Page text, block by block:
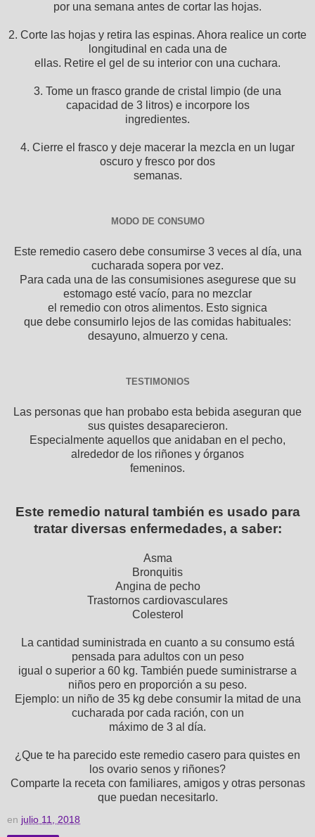
por una semana antes de cortar las hojas.
2. Corte las hojas y retira las espinas. Ahora realice un corte
longitudinal en cada una de
ellas. Retire el gel de su interior con una cuchara.
3. Tome un frasco grande de cristal limpio (de una
capacidad de 3 litros) e incorpore los
ingredientes.
4. Cierre el frasco y deje macerar la mezcla en un lugar
oscuro y fresco por dos
semanas.
MODO DE CONSUMO
Este remedio casero debe consumirse 3 veces al día, una
cucharada sopera por vez.
Para cada una de las consumisiones asegurese que su
estomago esté vacío, para no mezclar
el remedio con otros alimentos. Esto signica
que debe consumirlo lejos de las comidas habituales:
desayuno, almuerzo y cena.
TESTIMONIOS
Las personas que han probabo esta bebida aseguran que
sus quistes desaparecieron.
Especialmente aquellos que anidaban en el pecho,
alrededor de los riñones y órganos
femeninos.
Este remedio natural también es usado para
tratar diversas enfermedades, a saber:
Asma
Bronquitis
Angina de pecho
Trastornos cardiovasculares
Colesterol
La cantidad suministrada en cuanto a su consumo está
pensada para adultos con un peso
igual o superior a 60 kg. También puede suministrarse a
niños pero en proporción a su peso.
Ejemplo: un niño de 35 kg debe consumir la mitad de una
cucharada por cada ración, con un
máximo de 3 al día.
¿Que te ha parecido este remedio casero para quistes en
los ovario senos y riñones?
Comparte la receta con familiares, amigos y otras personas
que puedan necesitarlo.
en julio 11, 2018